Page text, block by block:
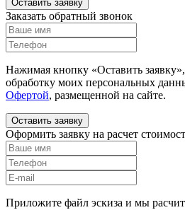
Оставить заявку
Заказать обратный звонок
Нажимая кнопку «Оставить
обработку моих персональных
Офертой, размещенной на сайте.
Оставить заявку
Оформить заявку на расчет
Приложите файл эскиза и мы